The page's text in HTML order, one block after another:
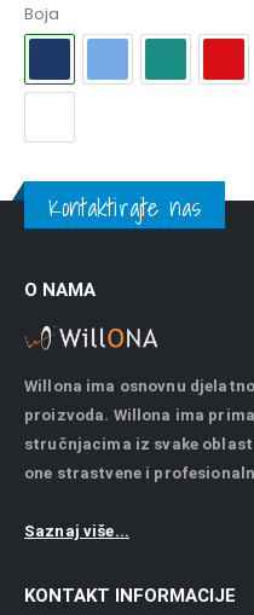
Boja
Kontaktirajte nas
O NAMA
Willona ima osnovnu
proizvoda. Willona ima
stručnjacima iz svake
one strastvene i
Saznaj više...
KONTAKT INFORMACIJE